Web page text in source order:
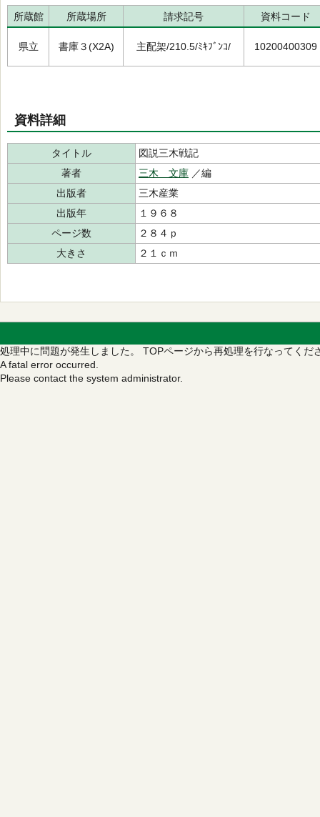
所蔵館 所蔵場所 請求記号 資料コード
県立 書庫３(X2A) 主配架/210.5/ﾐｷﾌﾞﾝｺ/ 10200400309
資料詳細
タイトル
図説三木戦記
著者
三木 文庫 ／編
出版者
三木産業
出版年
１９６８
ページ数
２８４ｐ
大きさ
２１ｃｍ
処理中に問題が発生しました。 TOPページから再処理を行なってくだ
A fatal error occurred.
Please contact the system administrator.